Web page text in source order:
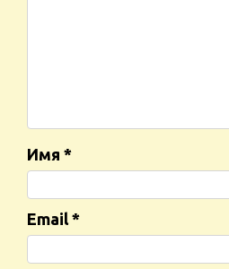
Имя *
Email *